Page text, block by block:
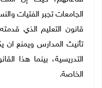
الجامعات تجبر الفتيات
قانون التعليم الذي
تأنيث المدارس ويمنع ان
التدريسية، بينما هذا
الخاصة.